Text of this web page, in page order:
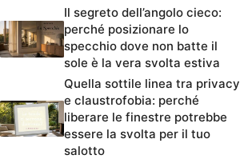
Il segreto dell’angolo cieco:
perché posizionare lo
specchio dove non batte il
sole è la vera svolta estiva
Quella sottile linea tra privacy
e claustrofobia: perché
liberare le finestre potrebbe
essere la svolta per il tuo
salotto